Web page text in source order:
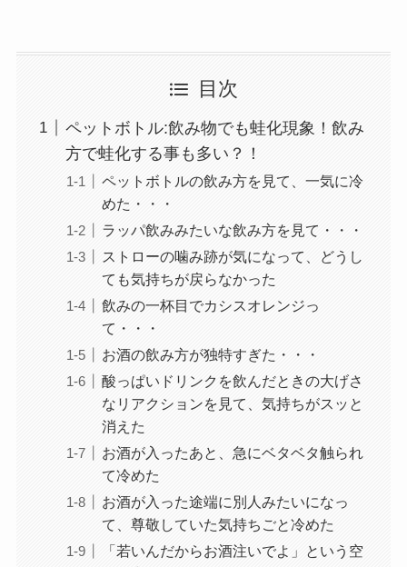
目次
ペットボトル:飲み物でも蛙化現象！飲み
方で蛙化する事も多い？！
ペットボトルの飲み方を見て、一気に冷
めた・・・
ラッパ飲みみたいな飲み方を見て・・・
ストローの噛み跡が気になって、どうし
ても気持ちが戻らなかった
飲みの一杯目でカシスオレンジっ
て・・・
お酒の飲み方が独特すぎた・・・
酸っぱいドリンクを飲んだときの大げさ
なリアクションを見て、気持ちがスッと
消えた
お酒が入ったあと、急にベタベタ触られ
て冷めた
お酒が入った途端に別人みたいになっ
て、尊敬していた気持ちごと冷めた
「若いんだからお酒注いでよ」という空